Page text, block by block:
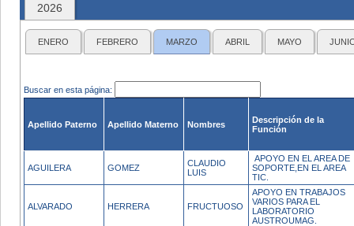
2026
ENERO FEBRERO MARZO ABRIL MAYO
Buscar en esta página:
Apellido Paterno Apellido Materno Nombres
Descripción de la
Función
AGUILERA GOMEZ
CLAUDIO
LUIS
APOYO EN EL AREA DE
SOPORTE,EN EL AREA
TIC.
ALVARADO HERRERA FRUCTUOSO
APOYO EN TRABAJOS
VARIOS PARA EL
LABORATORIO
AUSTROUMAG.